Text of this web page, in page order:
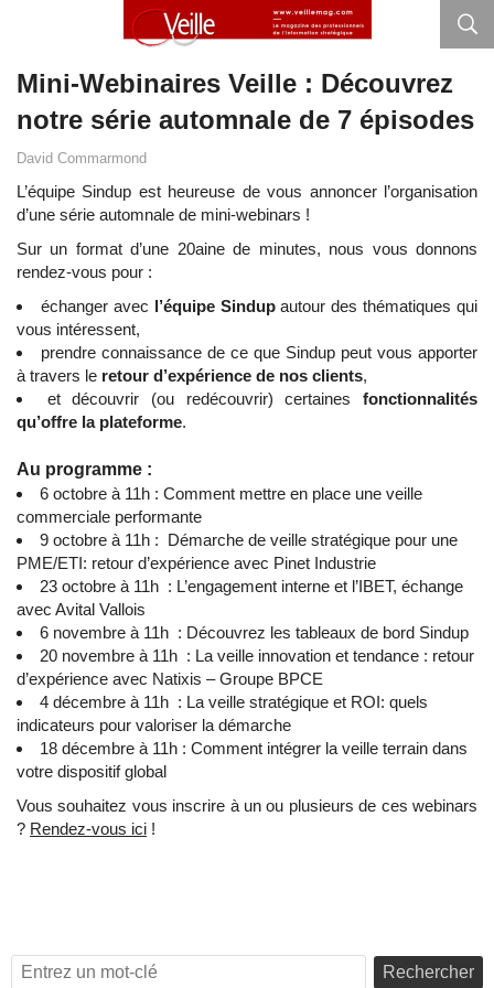
Mini-Webinaires Veille : Découvrez
notre série automnale de 7 épisodes
David Commarmond
L’équipe Sindup est heureuse de vous annoncer l’organisation
d’une série automnale de mini-webinars !
Sur un format d’une 20aine de minutes, nous vous donnons
rendez-vous pour :
échanger avec l’équipe Sindupautour des thématiques qui
vous intéressent,
prendre connaissance de ce que Sindup peut vous apporter
à travers le retour d’expérience de nos clients,
et découvrir (ou redécouvrir) certaines fonctionnalités
qu’offre la plateforme.
Au programme :
6 octobre à 11h : Comment mettre en place une veille
commerciale performante
9 octobre à 11h : Démarche de veille stratégique pour une
PME/ETI: retour d’expérience avec Pinet Industrie
23 octobre à 11h : L’engagement interne et l’IBET, échange
avec Avital Vallois
6 novembre à 11h : Découvrez les tableaux de bord Sindup
20 novembre à 11h : La veille innovation et tendance : retour
d’expérience avec Natixis – Groupe BPCE
4 décembre à 11h : La veille stratégique et ROI: quels
indicateurs pour valoriser la démarche
18 décembre à 11h : Comment intégrer la veille terrain dans
votre dispositif global
Vous souhaitez vous inscrire à un ou plusieurs de ces webinars
? Rendez-vous ici !
Rechercher